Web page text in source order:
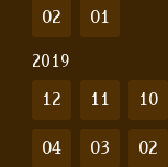
02 01
2019
12 11 10
04 03 02